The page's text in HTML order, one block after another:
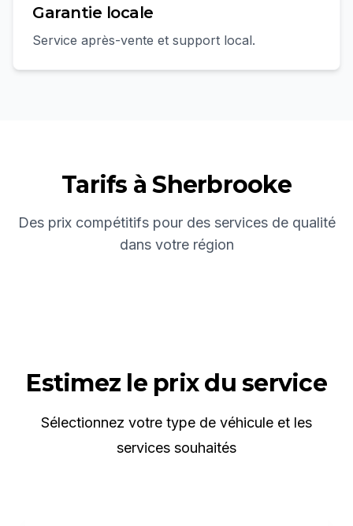
Garantie locale
Service après-vente et support local.
Tarifs àSherbrooke
Des prix compétitifs pour des services de qualité
dans votre région
Estimez le prix du service
Sélectionnez votre type de véhicule et les
services souhaités